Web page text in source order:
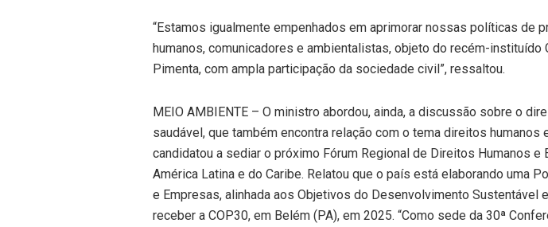
“Estamos igualmente empenhados em aprimorar nossas políticas de
humanos, comunicadores e ambientalistas, objeto do recém-instituído
Pimenta, com ampla participação da sociedade civil”, ressaltou.
MEIO AMBIENTE – O ministro abordou, ainda, a discussão sobre o
saudável, que também encontra relação com o tema direitos
candidatou a sediar o próximo Fórum Regional de Direitos Humanos e
América Latina e do Caribe. Relatou que o país está elaborando uma
e Empresas, alinhada aos Objetivos do Desenvolvimento Sustentável
receber a COP30, em Belém (PA), em 2025. “Como sede da 30ª